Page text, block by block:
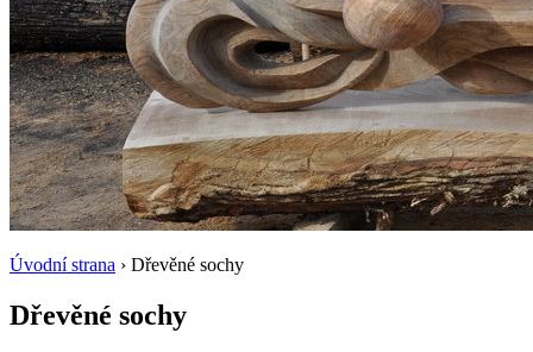
Úvodní strana › Dřevěné sochy
Dřevěné sochy